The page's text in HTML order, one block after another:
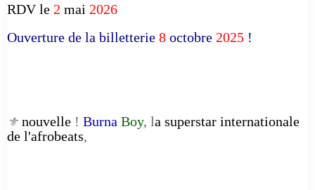
RDV le 2 mai 2026
Ouverture de la billetterie 8 octobre 2025 !
⚜️ nouvelle ! Burna Boy, la superstar internationale
de l'afrobeats,